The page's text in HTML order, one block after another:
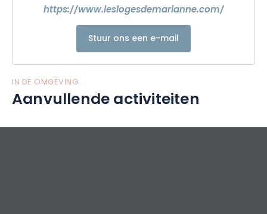
https://www.leslogesdemarianne.com/
Stuur ons een e-mail
IN DE OMGEVING
Aanvullende activiteiten